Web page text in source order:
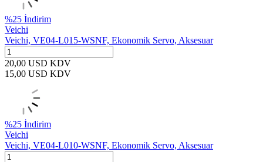
%25 İndirim
Veichi
Veichi, VE04-L015-WSNF, Ekonomik Servo, Aksesuar
20,00 USD KDV
15,00 USD KDV
%25 İndirim
Veichi
Veichi, VE04-L010-WSNF, Ekonomik Servo, Aksesuar